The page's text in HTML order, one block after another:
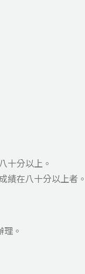
十分以上。
績在八十分以上者。
。